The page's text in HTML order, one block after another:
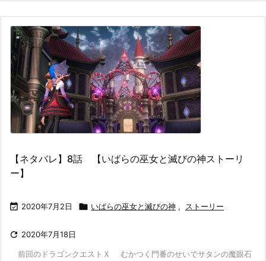
【ネタバレ】8話 【いばらの巫女と滅びの神ストーリ
ー】
 2020年7月2日  いばらの巫女と滅びの神 , ストーリー
 2020年7月18日
前回のドラゴンクエストＸ むかつく門番のせいでサタンの魔眼石